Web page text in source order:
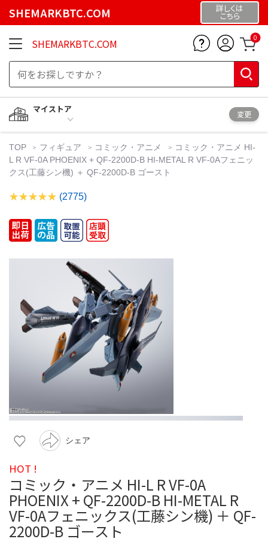
SHEMARKBTC.COM 詳しくは
こちら
SHEMARKBTC.COM 0
マイストア
変更
TOP フィギュア コミック・アニメ
コミック・アニメ HI-
L R VF-0A PHOENIX + QF-2200D-B HI-METAL R VF-0Aフェニッ
クス(工藤シン機) ＋ QF-2200D-B ゴースト
(2775)
シェア
HOT !
コミック・アニメ HI-L R VF-0A
PHOENIX + QF-2200D-B HI-METAL R
VF-0Aフェニックス(工藤シン機) ＋ QF-
2200D-B ゴースト